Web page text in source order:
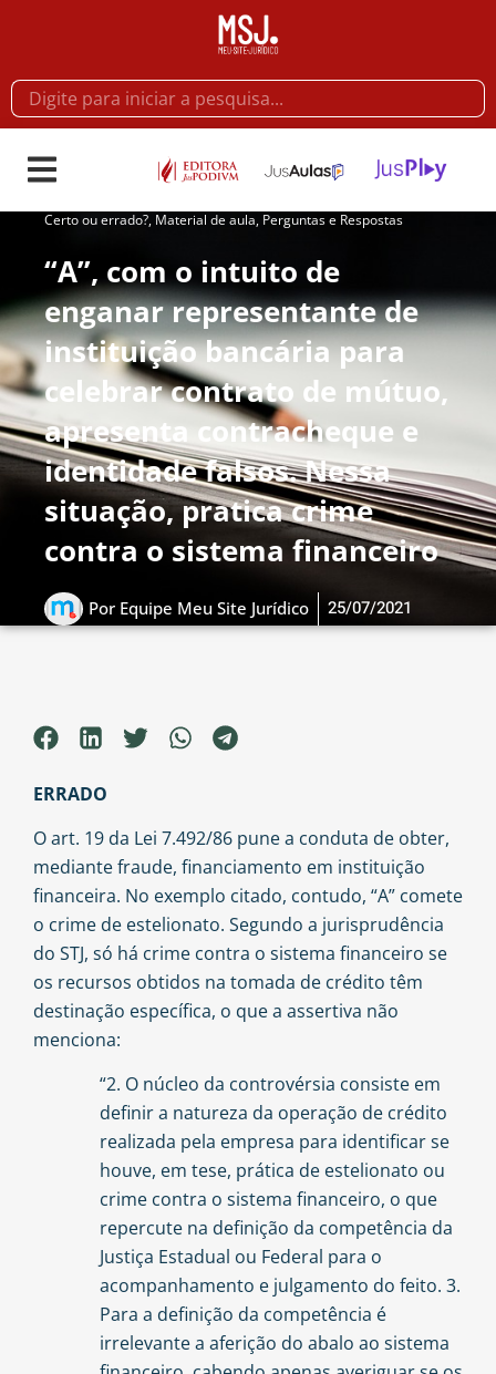
Certo ou errado?, Material de aula, Perguntas e Respostas
“A”, com o intuito de
enganar representante de
instituição bancária para
celebrar contrato de mútuo,
apresenta contracheque e
identidade falsos. Nessa
situação, pratica crime
contra o sistema financeiro
Por Equipe Meu Site Jurídico 25/07/2021
ERRADO
O art. 19 da Lei 7.492/86 pune a conduta de obter,
mediante fraude, financiamento em instituição
financeira. No exemplo citado, contudo, “A” comete
o crime de estelionato. Segundo a jurisprudência
do STJ, só há crime contra o sistema financeiro se
os recursos obtidos na tomada de crédito têm
destinação específica, o que a assertiva não
menciona:
“2. O núcleo da controvérsia consiste em
definir a natureza da operação de crédito
realizada pela empresa para identificar se
houve, em tese, prática de estelionato ou
crime contra o sistema financeiro, o que
repercute na definição da competência da
Justiça Estadual ou Federal para o
acompanhamento e julgamento do feito. 3.
Para a definição da competência é
irrelevante a aferição do abalo ao sistema